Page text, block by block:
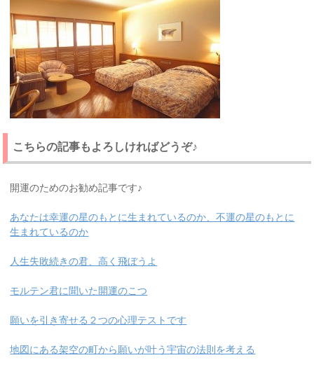
こちらの記事もよろしければどうぞ♪
開運のためのお勧め記事です♪
あなたは幸運の星のもとに生まれているのか、不運の星のもとに
生まれているのか
人生失敗続きの君、高く飛ぼうよ
モルテン君に聞いた開運のこつ
願いを引き寄せる２つの心理テストです
地図にある架空の町から願いが叶う宇宙の法則を考える